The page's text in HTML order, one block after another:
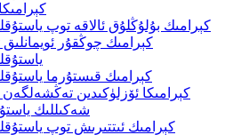
كېرامىك بۇلۇڭلۇق ئالاقە توپ
كېرامىك چوڭقۇر
كېرامىك قىستۇرما
كېرامىكا ئۆزلۈكىدىن تەڭشەلگەن
شەكىللىك
كېرامىك ئىتتىرىش توپ